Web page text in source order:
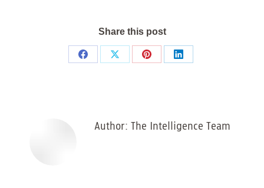
Share this post
Share
Share
Share
Share
Author: The Intelligence Team